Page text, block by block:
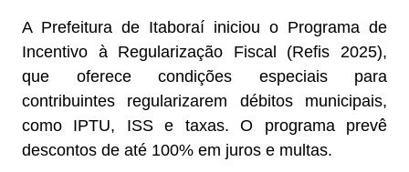
A Prefeitura de Itaboraí iniciou o Programa de
Incentivo à Regularização Fiscal (Refis 2025),
que oferece condições especiais para
contribuintes regularizarem débitos municipais,
como IPTU, ISS e taxas. O programa prevê
descontos de até 100% em juros e multas.